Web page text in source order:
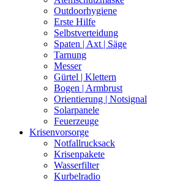
Outdoorhygiene
Erste Hilfe
Selbstverteidung
Spaten | Axt | Säge
Tarnung
Messer
Gürtel | Klettern
Bogen | Armbrust
Orientierung | Notsignal
Solarpanele
Feuerzeuge
Krisenvorsorge
Notfallrucksack
Krisenpakete
Wasserfilter
Kurbelradio